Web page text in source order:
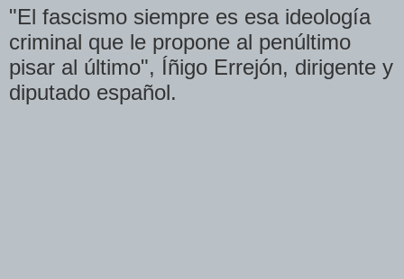
"El fascismo siempre es esa ideología
criminal que le propone al penúltimo
pisar al último", Íñigo Errejón, dirigente y
diputado español.